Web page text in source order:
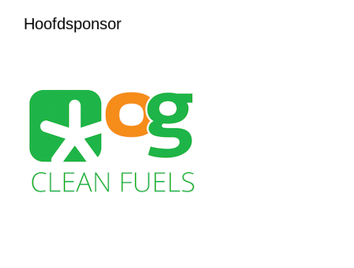
Hoofdsponsor